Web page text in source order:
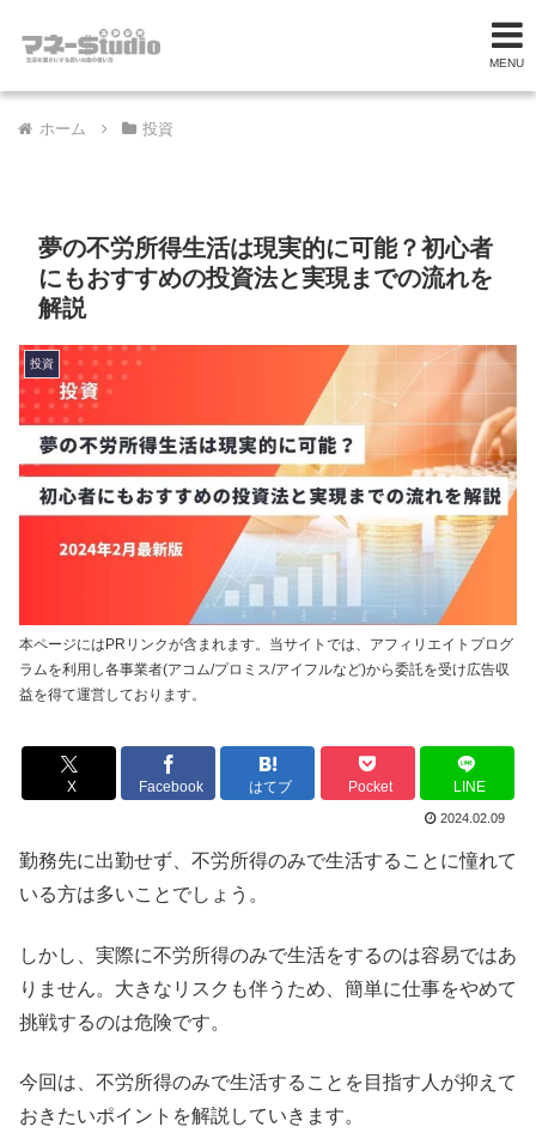
MENU
ホーム 投資
夢の不労所得生活は現実的に可能？初心者
にもおすすめの投資法と実現までの流れを
解説
本ページにはPRリンクが含まれます。当サイトでは、アフィリエイトプログ
ラムを利用し各事業者(アコム/プロミス/アイフルなど)から委託を受け広告収
益を得て運営しております。
投資
X Facebook はてブ Pocket LINE
2024.02.09
勤務先に出勤せず、不労所得のみで生活することに憧れて
いる方は多いことでしょう。
しかし、実際に不労所得のみで生活をするのは容易ではあ
りません。大きなリスクも伴うため、簡単に仕事をやめて
挑戦するのは危険です。
今回は、不労所得のみで生活することを目指す人が抑えて
おきたいポイントを解説していきます。